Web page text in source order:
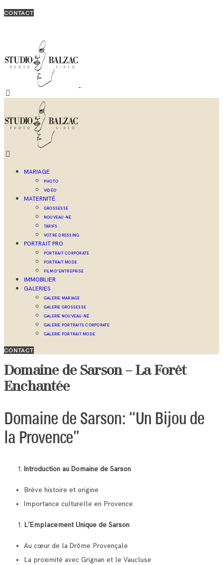
CONTACT
MARIAGE
PHOTO
VIDÉO
MATERNITÉ
GROSSESSE
NOUVEAU-NÉ
TARIFS
VOTRE DRESSING
PORTRAIT PRO
PORTRAIT CORPORATE
PORTRAIT MODE
FILM D’ENTREPRISE
IMMOBILIER
GALERIES
GALERIE MARIAGE
GALERIE GROSSESSE
GALERIE NOUVEAU-NÉ
GALERIE PORTRAITS CORPORATE
GALERIE PORTRAIT MODE
CONTACT
Domaine de Sarson – La Forêt
Enchantée
Domaine de Sarson: “Un Bijou de
la Provence”
Introduction au Domaine de Sarson
Brève histoire et origine
Importance culturelle en Provence
L’Emplacement Unique de Sarson
Au cœur de la Drôme Provençale
La proximité avec Grignan et le Vaucluse